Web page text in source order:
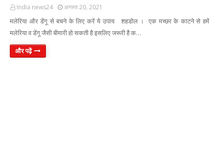
India news24 अगस्त 20, 2021
मलेरिया और डेंगू से बचने के लिए करें ये उपाय शहडोल । एक मच्छर के काटने से हमें
मलेरिया व डेंगू जैसी बीमारी हो सकती है इसलिए जरूरी है क…
और पढ़ें